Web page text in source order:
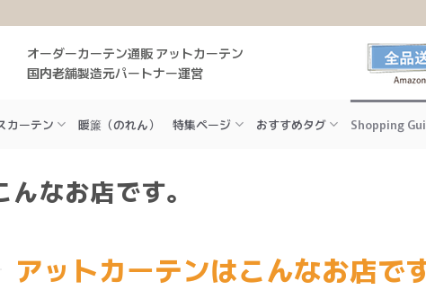
オーダーカーテン通販 アットカーテン
国内老舗製造元パートナー運営
カーテン 暖簾（のれん） 特集ページ おすすめタグ Shopping
なお店です。
アットカーテンはこんなお店です